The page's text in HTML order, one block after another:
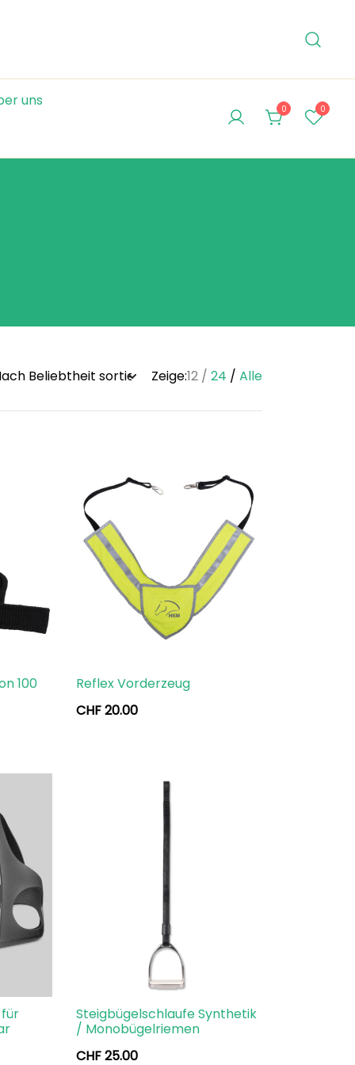
uns 0 0
Zeige:12 24 Alle
100
Reflex Vorderzeug
CHF20.00
Steigbügelschlaufe Synthetik
/ Monobügelriemen
CHF25.00